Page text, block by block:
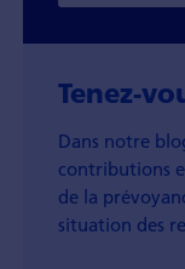
Tenez-
Dans notre
contributions
de la
situation des